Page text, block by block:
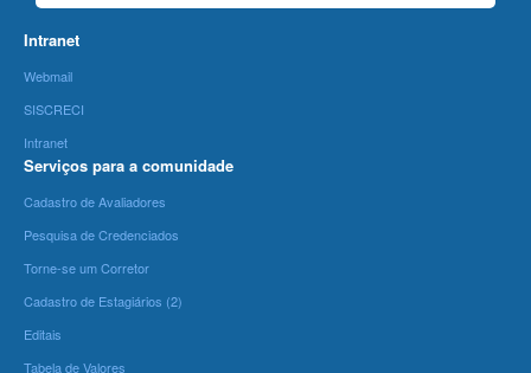
Intranet
Webmail
SISCRECI
Intranet
Serviços para a comunidade
Cadastro de Avaliadores
Pesquisa de Credenciados
Torne-se um Corretor
Cadastro de Estagiários (2)
Editais
Tabela de Valores